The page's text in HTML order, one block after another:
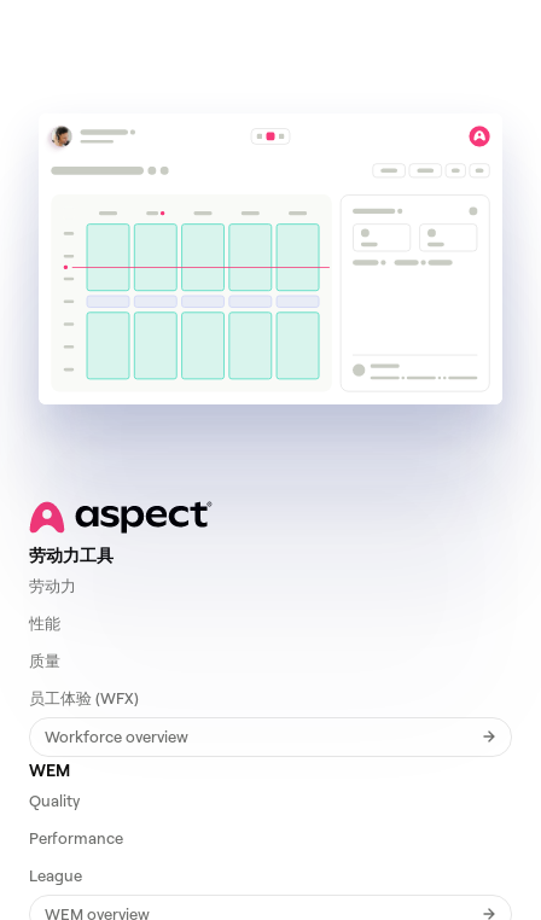
劳动力工具
劳动力
性能
质量
员工体验 (WFX)
Workforce overview
WEM
Quality
Performance
League
WEM overview